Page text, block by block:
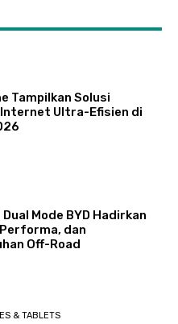
Tampilkan Solusi
Ultra-Efisien di
Mode BYD Hadirkan
dan
Off-Road
& TABLETS